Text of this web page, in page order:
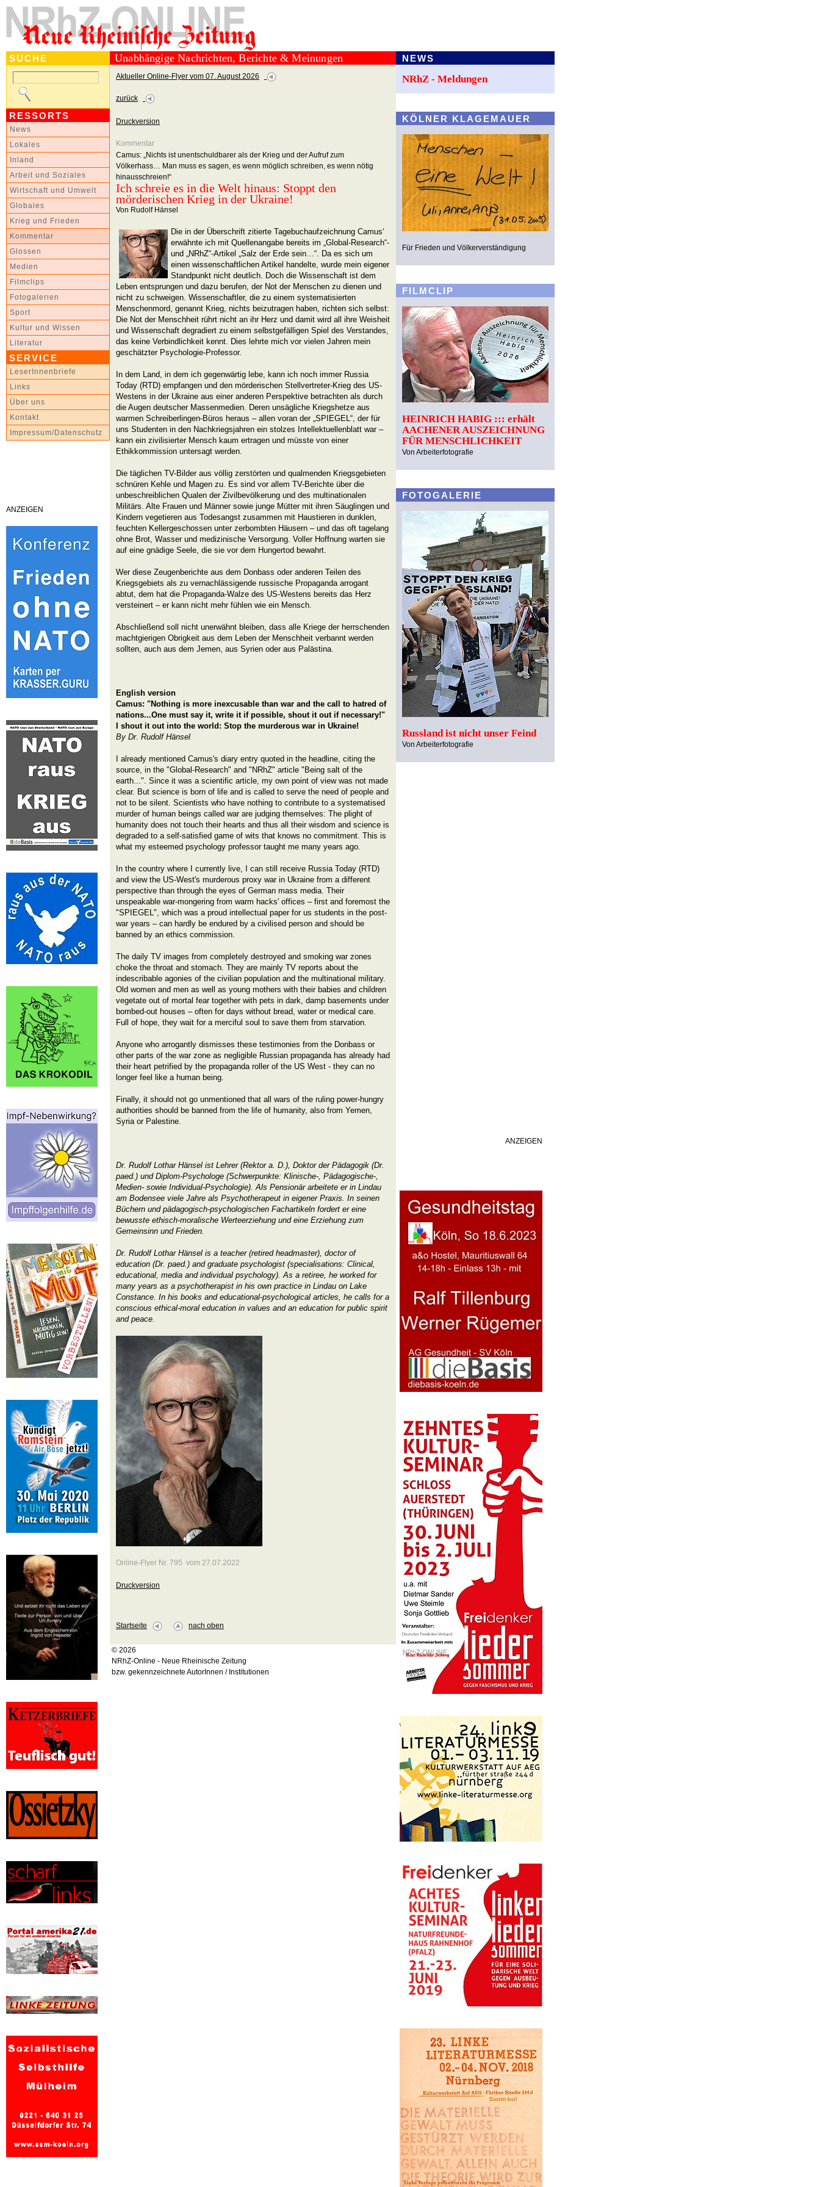
SUCHE
RESSORTS
News
Lokales
Inland
Arbeit und Soziales
Wirtschaft und Umwelt
Globales
Krieg und Frieden
Kommentar
Glossen
Medien
Filmclips
Fotogalerien
Sport
Kultur und Wissen
Literatur
SERVICE
LeserInnenbriefe
Links
Über uns
Kontakt
Impressum/Datenschutz
ANZEIGEN
Unabhängige Nachrichten, Berichte & Meinungen
Aktueller Online-Flyer vom 07. August 2026
zurück
Druckversion
Kommentar
Camus: „Nichts ist unentschuldbarer als der Krieg und der Aufruf zum
Völkerhass… Man muss es sagen, es wenn möglich schreiben, es wenn nötig
hinausschreien!“
Ich schreie es in die Welt hinaus: Stoppt den
mörderischen Krieg in der Ukraine!
Von Rudolf Hänsel
Die in der Überschrift zitierte Tagebuchaufzeichnung Camus‘
erwähnte ich mit Quellenangabe bereits im „Global-Research“-
und „NRhZ“-Artikel „Salz der Erde sein…“. Da es sich um
einen wissenschaftlichen Artikel handelte, wurde mein eigener
Standpunkt nicht deutlich. Doch die Wissenschaft ist dem
Leben entsprungen und dazu berufen, der Not der Menschen zu dienen und
nicht zu schweigen. Wissenschaftler, die zu einem systematisierten
Menschenmord, genannt Krieg, nichts beizutragen haben, richten sich selbst:
Die Not der Menschheit rührt nicht an ihr Herz und damit wird all ihre Weisheit
und Wissenschaft degradiert zu einem selbstgefälligen Spiel des Verstandes,
das keine Verbindlichkeit kennt. Dies lehrte mich vor vielen Jahren mein
geschätzter Psychologie-Professor.
In dem Land, in dem ich gegenwärtig lebe, kann ich noch immer Russia
Today (RTD) empfangen und den mörderischen Stellvertreter-Krieg des US-
Westens in der Ukraine aus einer anderen Perspektive betrachten als durch
die Augen deutscher Massenmedien. Deren unsägliche Kriegshetze aus
warmen Schreiberlingen-Büros heraus – allen voran der „SPIEGEL“, der für
uns Studenten in den Nachkriegsjahren ein stolzes Intellektuellenblatt war –
kann ein zivilisierter Mensch kaum ertragen und müsste von einer
Ethikkommission untersagt werden.
Die täglichen TV-Bilder aus völlig zerstörten und qualmenden Kriegsgebieten
schnüren Kehle und Magen zu. Es sind vor allem TV-Berichte über die
unbeschreiblichen Qualen der Zivilbevölkerung und des multinationalen
Militärs. Alte Frauen und Männer sowie junge Mütter mit ihren Säuglingen und
Kindern vegetieren aus Todesangst zusammen mit Haustieren in dunklen,
feuchten Kellergeschossen unter zerbombten Häusern – und das oft tagelang
ohne Brot, Wasser und medizinische Versorgung. Voller Hoffnung warten sie
auf eine gnädige Seele, die sie vor dem Hungertod bewahrt.
Wer diese Zeugenberichte aus dem Donbass oder anderen Teilen des
Kriegsgebiets als zu vernachlässigende russische Propaganda arrogant
abtut, dem hat die Propaganda-Walze des US-Westens bereits das Herz
versteinert – er kann nicht mehr fühlen wie ein Mensch.
Abschließend soll nicht unerwähnt bleiben, dass alle Kriege der herrschenden
machtgierigen Obrigkeit aus dem Leben der Menschheit verbannt werden
sollten, auch aus dem Jemen, aus Syrien oder aus Palästina.
English version
Camus: "Nothing is more inexcusable than war and the call to hatred of
nations...One must say it, write it if possible, shout it out if necessary!"
I shout it out into the world: Stop the murderous war in Ukraine!
By Dr. Rudolf Hänsel
I already mentioned Camus's diary entry quoted in the headline, citing the
source, in the "Global-Research" and "NRhZ" article "Being salt of the
earth...". Since it was a scientific article, my own point of view was not made
clear. But science is born of life and is called to serve the need of people and
not to be silent. Scientists who have nothing to contribute to a systematised
murder of human beings called war are judging themselves: The plight of
humanity does not touch their hearts and thus all their wisdom and science is
degraded to a self-satisfied game of wits that knows no commitment. This is
what my esteemed psychology professor taught me many years ago.
In the country where I currently live, I can still receive Russia Today (RTD)
and view the US-West's murderous proxy war in Ukraine from a different
perspective than through the eyes of German mass media. Their
unspeakable war-mongering from warm hacks' offices – first and foremost the
"SPIEGEL", which was a proud intellectual paper for us students in the post-
war years – can hardly be endured by a civilised person and should be
banned by an ethics commission.
The daily TV images from completely destroyed and smoking war zones
choke the throat and stomach. They are mainly TV reports about the
indescribable agonies of the civilian population and the multinational military.
Old women and men as well as young mothers with their babies and children
vegetate out of mortal fear together with pets in dark, damp basements under
bombed-out houses – often for days without bread, water or medical care.
Full of hope, they wait for a merciful soul to save them from starvation.
Anyone who arrogantly dismisses these testimonies from the Donbass or
other parts of the war zone as negligible Russian propaganda has already had
their heart petrified by the propaganda roller of the US West - they can no
longer feel like a human being.
Finally, it should not go unmentioned that all wars of the ruling power-hungry
authorities should be banned from the life of humanity, also from Yemen,
Syria or Palestine.
Dr. Rudolf Lothar Hänsel ist Lehrer (Rektor a. D.), Doktor der Pädagogik (Dr.
paed.) und Diplom-Psychologe (Schwerpunkte: Klinische-, Pädagogische-,
Medien- sowie Individual-Psychologie). Als Pensionär arbeitete er in Lindau
am Bodensee viele Jahre als Psychotherapeut in eigener Praxis. In seinen
Büchern und pädagogisch-psychologischen Fachartikeln fordert er eine
bewusste ethisch-moralische Werteerziehung und eine Erziehung zum
Gemeinsinn und Frieden.
Dr. Rudolf Lothar Hänsel is a teacher (retired headmaster), doctor of
education (Dr. paed.) and graduate psychologist (specialisations: Clinical,
educational, media and individual psychology). As a retiree, he worked for
many years as a psychotherapist in his own practice in Lindau on Lake
Constance. In his books and educational-psychological articles, he calls for a
conscious ethical-moral education in values and an education for public spirit
and peace.
Online-Flyer Nr. 795 vom 27.07.2022
Druckversion
Startseite nach oben
© 2026
NRhZ-Online - Neue Rheinische Zeitung
bzw. gekennzeichnete AutorInnen / Institutionen
NEWS
NRhZ - Meldungen
KÖLNER KLAGEMAUER
Für Frieden und Völkerverständigung
FILMCLIP
HEINRICH HABIG ::: erhält
AACHENER AUSZEICHNUNG
FÜR MENSCHLICHKEIT
Von Arbeiterfotografie
FOTOGALERIE
Russland ist nicht unser Feind
Von Arbeiterfotografie
ANZEIGEN